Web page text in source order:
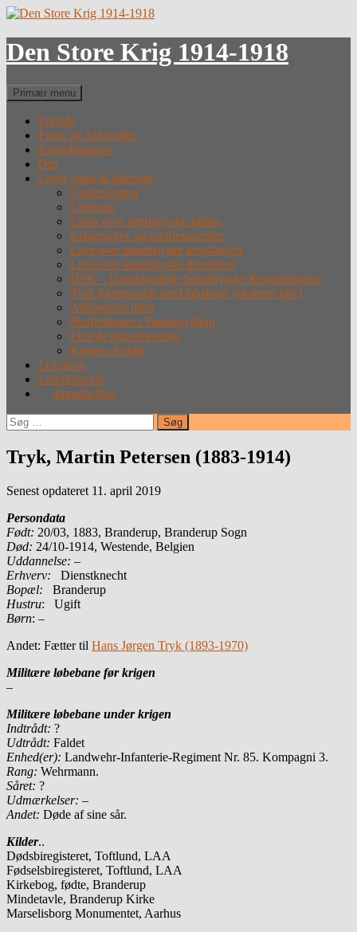
Hop
indhold
Den Store Krig 1914-1918
Søg
Primær menu
Forside
Fotos og Arkivalier
Krigsdeltagere
Om
Lister, links & litteratur
Undervisning
Litteratur
Lister over sønderjyske faldne
Krigergrave og mindesmærker
Liste over sønderjyske krigsfanger
Liste over sønderjyske desertører
DSK – Dansksindede Sønderjyske Krigsdeltagere
Tysk hjemmeside med tabslister (eksternt link)
Alfabetiske lister
Straffefanger i Sønderjylland
Film & videoforedrag
Krigens forløb
Leksikon
Lokalhistorie
Introduction
Søg
efter:
Tryk, Martin Petersen (1883-1914)
Senest opdateret 11. april 2019
Persondata
Født: 20/03, 1883, Branderup, Branderup Sogn
Død: 24/10-1914, Westende, Belgien
Uddannelse: –
Erhverv: Dienstknecht
Bopæl: Branderup
Hustru: Ugift
Børn: –
Andet: Fætter til Hans Jørgen Tryk (1893-1970)
Militære løbebane før krigen
–
Militære løbebane under krigen
Indtrådt: ?
Udtrådt: Faldet
Enhed(er): Landwehr-Infanterie-Regiment Nr. 85. Kompagni 3.
Rang: Wehrmann.
Såret: ?
Udmærkelser: –
Andet: Døde af sine sår.
Kilder..
Dødsbiregisteret, Toftlund, LAA
Fødselsbiregisteret, Toftlund, LAA
Kirkebog, fødte, Branderup
Mindetavle, Branderup Kirke
Marselisborg Monumentet, Aarhus